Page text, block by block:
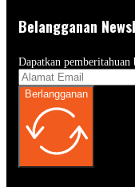
Belangganan
Dapatkan
Berlangganan